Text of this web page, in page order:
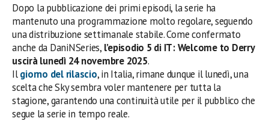
Dopo la pubblicazione dei primi episodi, la serie ha
mantenuto una programmazione molto regolare, seguendo
una distribuzione settimanale stabile. Come confermato
anche da DaniNSeries, l’episodio 5 di IT: Welcome to Derry
uscirà lunedì 24 novembre 2025.
Ilgiorno del rilascio, in Italia, rimane dunque il lunedì, una
scelta che Sky sembra voler mantenere per tutta la
stagione, garantendo una continuità utile per il pubblico che
segue la serie in tempo reale.